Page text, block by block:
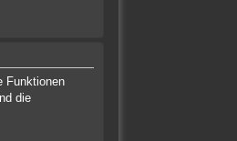
Funktionen
die